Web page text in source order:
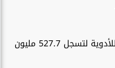
أرباح الإسكندرية للأدوية لتسجل 527.7 مليون